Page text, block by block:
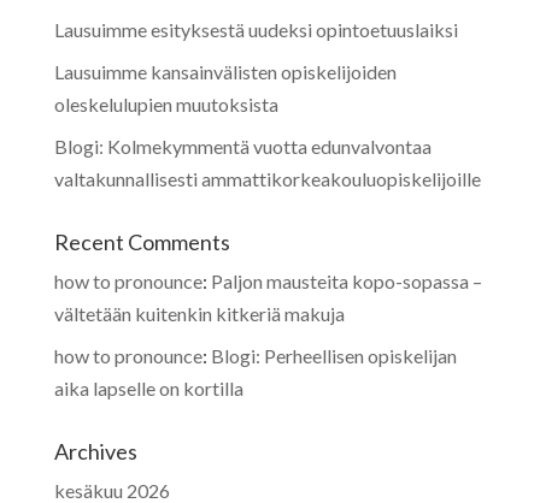
Lausuimme esityksestä uudeksi opintoetuuslaiksi
Lausuimme kansainvälisten opiskelijoiden
oleskelulupien muutoksista
Blogi: Kolmekymmentä vuotta edunvalvontaa
valtakunnallisesti ammattikorkeakouluopiskelijoille
Recent Comments
how to pronounce: Paljon mausteita kopo-sopassa –
vältetään kuitenkin kitkeriä makuja
how to pronounce: Blogi: Perheellisen opiskelijan
aika lapselle on kortilla
Archives
kesäkuu 2026